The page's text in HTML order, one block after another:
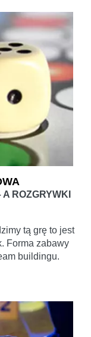
ROZGRYWKI
tą grę to jest
Forma zabawy
buildingu.